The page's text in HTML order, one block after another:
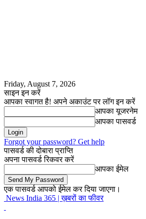
Friday, August 7, 2026
साइन इन करें
आपका स्वागत है! अपने अकाउंट पर लॉग इन करें
आपका यूजरनेम
आपका पासवर्ड
Forgot your password? Get help
पासवर्ड की दोबारा प्राप्ति
अपना पासवर्ड रिकवर करें
आपका ईमेल
एक पासवर्ड आपको ईमेल कर दिया जाएगा।
News India 365 | ख़बरों का फीवर